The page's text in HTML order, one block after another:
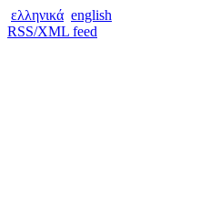
ελληνικά english
RSS/XML feed